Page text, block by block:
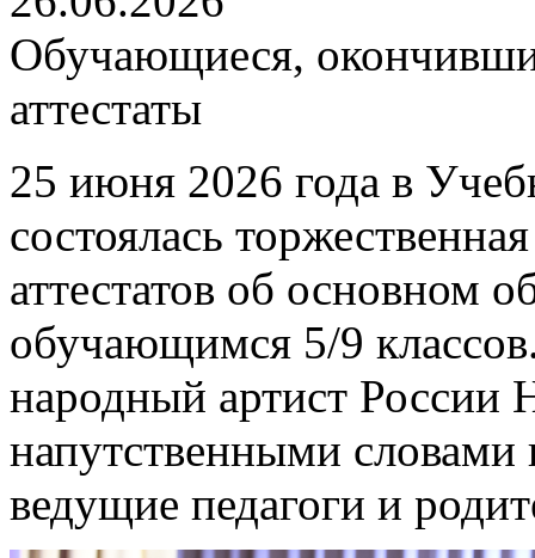
Обучающиеся,
аттестаты
25 июня 2026 года в
состоялась
аттестатов об основном
обучающимся 5/9
народный артист России
напутственными
ведущие педагоги и